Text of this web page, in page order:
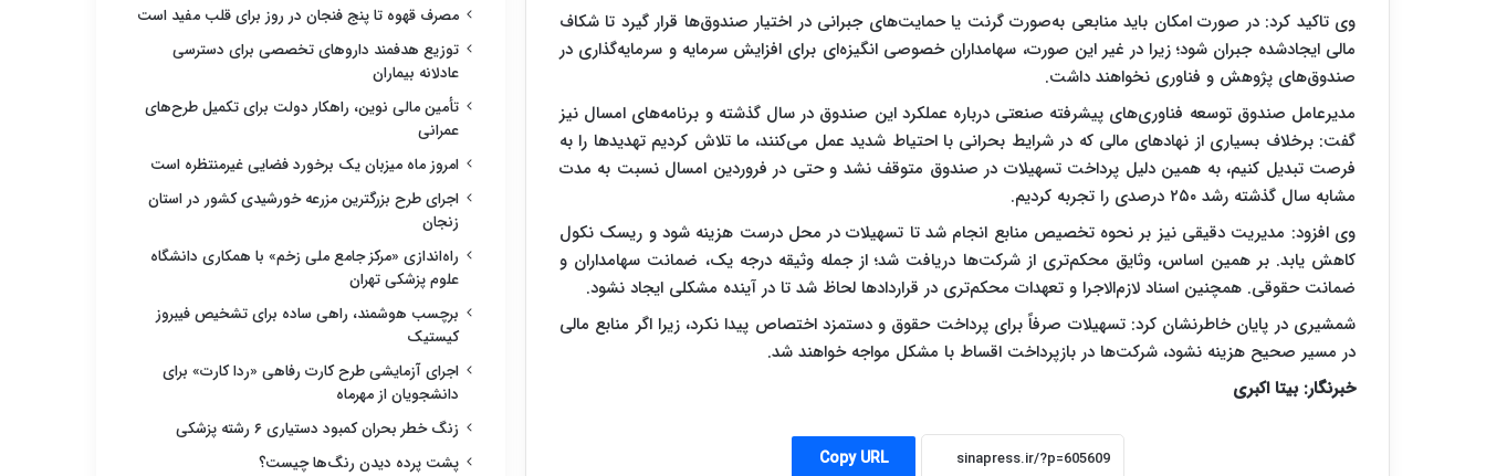
وی تاکید کرد: در صورت امکان باید منابعی به‌صورت گرنت یا حمایت‌های جبرانی در اختیار صندوق‌ها قرار گیرد تا شکاف
مالی ایجادشده جبران شود؛ زیرا در غیر این صورت، سهامداران خصوصی انگیزه‌ای برای افزایش سرمایه و سرمایه‌گذاری در
صندوق‌های پژوهش و فناوری نخواهند داشت.
مدیرعامل صندوق توسعه فناوری‌های پیشرفته صنعتی درباره عملکرد این صندوق در سال گذشته و برنامه‌های امسال نیز
گفت: برخلاف بسیاری از نهادهای مالی که در شرایط بحرانی با احتیاط شدید عمل می‌کنند، ما تلاش کردیم تهدیدها را به
فرصت تبدیل کنیم، به همین دلیل پرداخت تسهیلات در صندوق متوقف نشد و حتی در فروردین امسال نسبت به مدت
مشابه سال گذشته رشد ۲۵۰ درصدی را تجربه کردیم.
وی افزود: مدیریت دقیقی نیز بر نحوه تخصیص منابع انجام شد تا تسهیلات در محل درست هزینه شود و ریسک نکول
کاهش یابد. بر همین اساس، وثایق محکم‌تری از شرکت‌ها دریافت شد؛ از جمله وثیقه درجه یک، ضمانت سهامداران و
ضمانت حقوقی. همچنین اسناد لازم‌الاجرا و تعهدات محکم‌تری در قراردادها لحاظ شد تا در آینده مشکلی ایجاد نشود.
شمشیری در پایان خاطرنشان کرد: تسهیلات صرفاً برای پرداخت حقوق و دستمزد اختصاص پیدا نکرد، زیرا اگر منابع مالی
در مسیر صحیح هزینه نشود، شرکت‌ها در بازپرداخت اقساط با مشکل مواجه خواهند شد.
خبرنگار: بیتا اکبری
Copy URL
مصرف قهوه تا پنج فنجان در روز برای قلب مفید است
توزیع هدفمند داروهای تخصصی برای دسترسی
عادلانه بیماران
تأمین مالی نوین، راهکار دولت برای تکمیل طرح‌های
عمرانی
امروز ماه میزبان یک برخورد فضایی غیرمنتظره است
اجرای طرح بزرگترین مزرعه خورشیدی کشور در استان
زنجان
راه‌اندازی «مرکز جامع ملی زخم» با همکاری دانشگاه
علوم پزشکی تهران
برچسب هوشمند، راهی ساده برای تشخیص فیبروز
کیستیک
اجرای آزمایشی طرح کارت رفاهی «ردا کارت» برای
دانشجویان از مهرماه
زنگ خطر بحران کمبود دستیاری ۶ رشته پزشکی
پشت پرده دیدن رنگ‌ها چیست؟